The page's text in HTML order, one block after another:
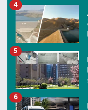
4
5
6